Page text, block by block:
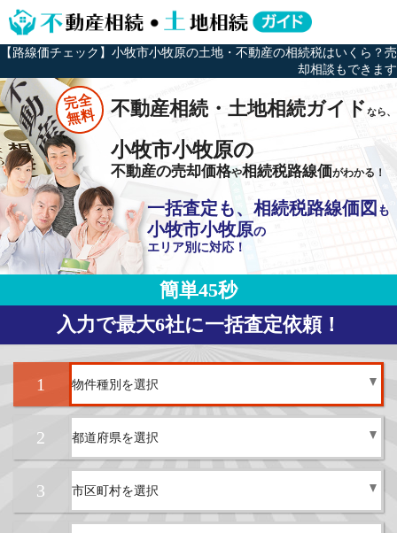
【路線価チェック】小牧市小牧原の土地・不動産の相続税はいくら？売
却相談もできます
完全
無料 不動産相続・土地相続ガイドなら、
小牧市小牧原の
不動産の売却価格や相続税路線価がわかる！
一括査定も、相続税路線価図 も
小牧市小牧原の
エリア別に対応！
簡単45秒
入力で最大6社に一括査定依頼！
1
2
3